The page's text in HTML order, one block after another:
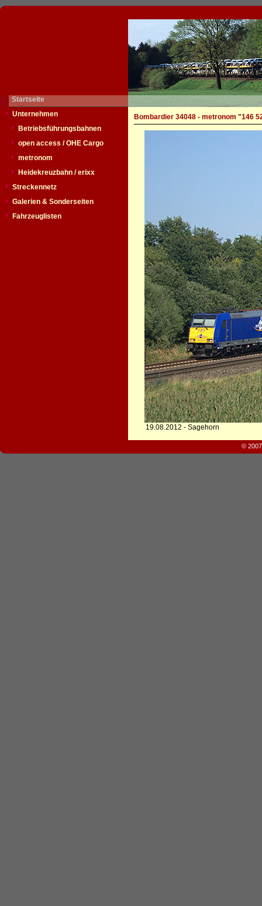
Startseite
Unternehmen
Betriebsführungsbahnen
open access / OHE Cargo
metronom
Heidekreuzbahn / erixx
Streckennetz
Galerien & Sonderseiten
Fahrzeuglisten
Bombardier 34048 - metronom "146
19.08.2012 - Sagehorn
©